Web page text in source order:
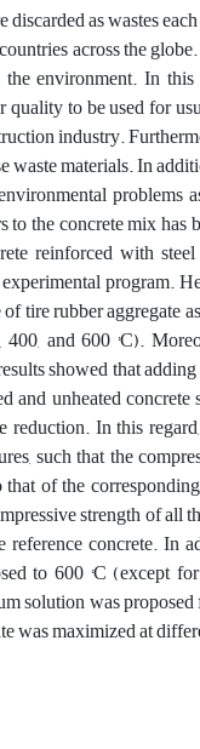
as wastes
across the
environment. In
to be used for
industry.
materials. In
problems
to the concrete mix
reinforced with
program.
tire rubber aggregate
and 600 °C).
showed that
unheated
In this
such that the
of the
strength of all
concrete.
to 600 °C (except
solution was
was maximized at